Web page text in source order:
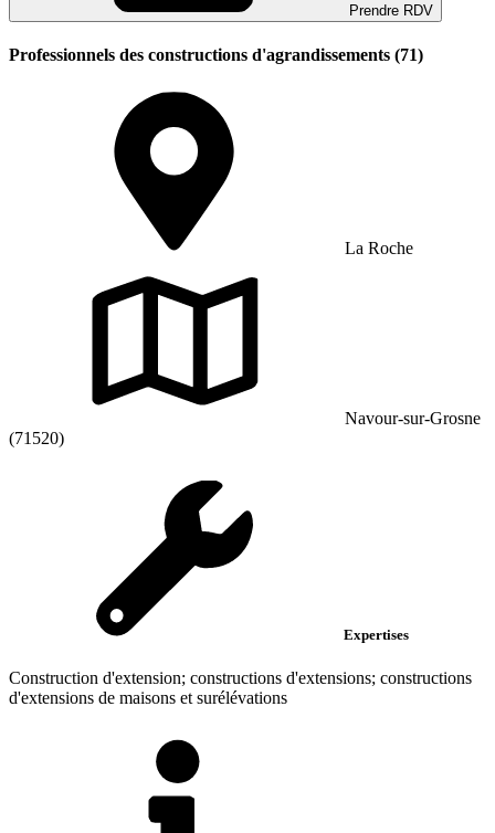
Prendre RDV
Professionnels des constructions d'agrandissements (71)
La Roche
Navour-sur-Grosne
(71520)
Expertises
Construction d'extension; constructions d'extensions; constructions
d'extensions de maisons et surélévations